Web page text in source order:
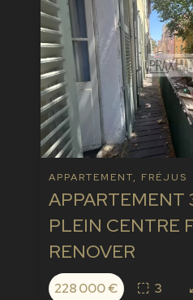
APPARTEMENT, FRÉJUS
APPARTEMENT
PLEIN CENTRE
RENOVER
228 000 € 3